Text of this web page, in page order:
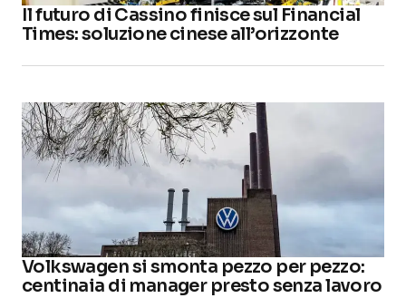
Il futuro di Cassino finisce sul Financial
Times: soluzione cinese all’orizzonte
Volkswagen si smonta pezzo per pezzo:
centinaia di manager presto senza lavoro